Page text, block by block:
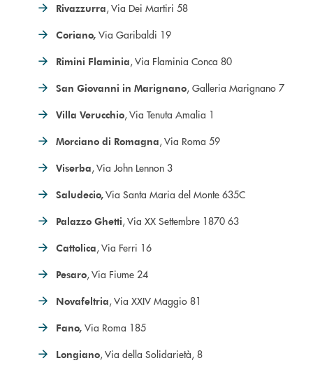
Rivazzurra, Via Dei Martiri 58
Coriano, Via Garibaldi 19
Rimini Flaminia, Via Flaminia Conca 80
San Giovanni in Marignano, Galleria Marignano 7
Villa Verucchio, Via Tenuta Amalia 1
Morciano di Romagna, Via Roma 59
Viserba, Via John Lennon 3
Saludecio,Via Santa Maria del Monte 635C
Palazzo Ghetti, Via XX Settembre 1870 63
Cattolica, Via Ferri 16
Pesaro, Via Fiume 24
Novafeltria, Via XXIV Maggio 81
Fano, Via Roma 185
Longiano, Via della Solidarietà, 8